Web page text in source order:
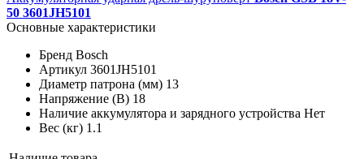
50 3601JH5101
Основные характеристики
Бренд Bosch
Артикул 3601JH5101
Диаметр патрона (мм) 13
Напряжение (В) 18
Наличие аккумулятора и зарядного устройства Нет
Вес (кг) 1.1